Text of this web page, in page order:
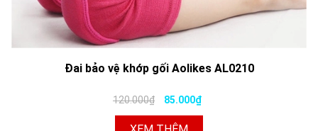
Đai bảo vệ khớp gối Aolikes AL0210
120.000₫ 85.000₫